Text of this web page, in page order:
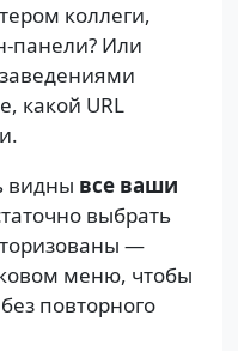
коллеги,
панели? Или
какой URL
видны все ваши
выбрать
—
меню, чтобы
повторного